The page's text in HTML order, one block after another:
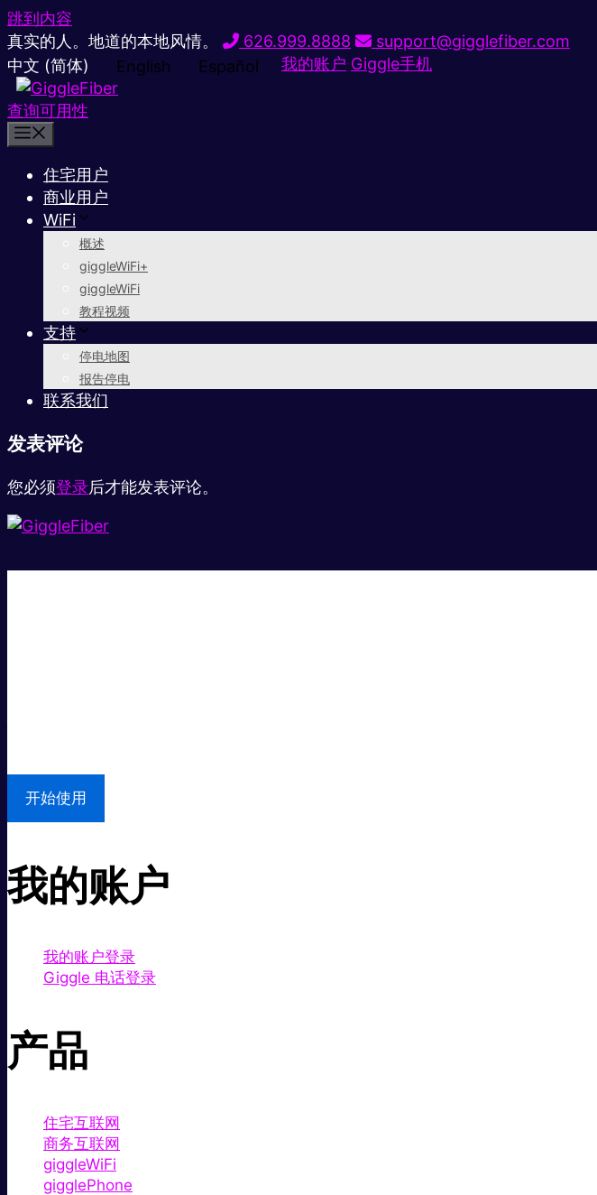
跳到内容
真实的人。地道的本地风情。
626.999.8888
support@gigglefiber.com
中文 (简体)
English Español 我的账户 Giggle手机
查询可用性
住宅用户
商业用户
WiFi
概述
giggleWiFi+
giggleWiFi
教程视频
支持
停电地图
报告停电
联系我们
发表评论
您必须登录后才能发表评论。
开始使用
我的账户
我的账户登录
Giggle 电话登录
产品
住宅互联网
商务互联网
giggleWiFi
gigglePhone